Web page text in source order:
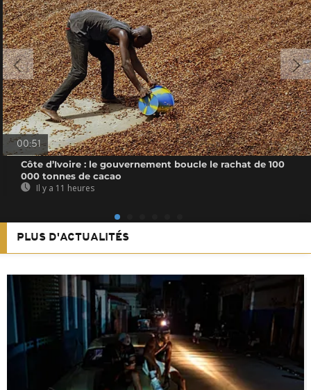
00:51
Côte d’Ivoire : le gouvernement boucle le rachat de 100
000 tonnes de cacao
Il y a 11 heures
PLUS D'ACTUALITÉS